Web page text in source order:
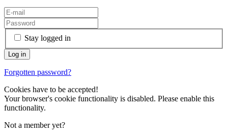
Stay logged in
Forgotten password?
Cookies have to be accepted!
Your browser's cookie functionality is disabled. Please enable this
functionality.
Not a member yet?